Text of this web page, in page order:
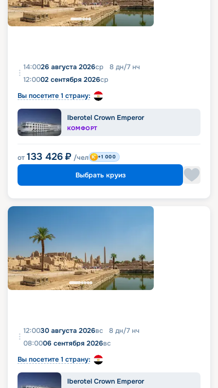
14:0026 августа 2026ср 8 дн/7 нч
12:0002 сентября 2026ср
Вы посетите 1 страну:
Iberotel Crown Emperor
КОМФОРТ
от 133 426 ₽ /чел +1 000
Выбрать круиз
12:0030 августа 2026вс 8 дн/7 нч
08:0006 сентября 2026вс
Вы посетите 1 страну:
Iberotel Crown Emperor